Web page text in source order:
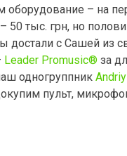
оборудование – на
50 тыс. грн, но
достали с Сашей из
Leader Promusic® за
одногруппник Andriy
пульт,